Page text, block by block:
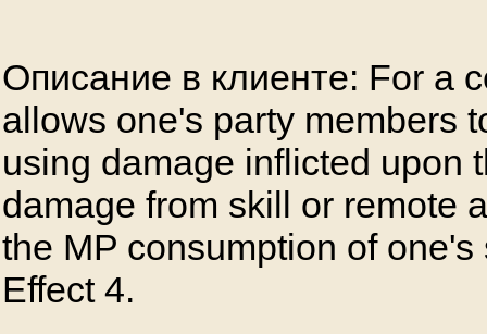
Описание в клиенте: For a
allows one's party members
using damage inflicted upon
damage from skill or remote
the MP consumption of
Effect 4.